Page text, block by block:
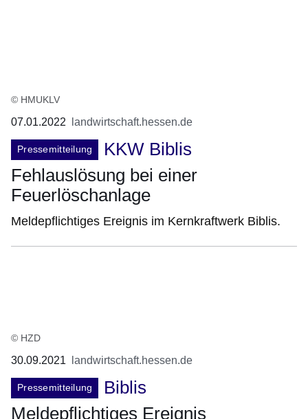
© HMUKLV
07.01.2022 landwirtschaft.hessen.de
Pressemitteilung
KKW Biblis
Fehlauslösung bei einer
Feuerlöschanlage
Meldepflichtiges Ereignis im Kernkraftwerk Biblis.
© HZD
30.09.2021 landwirtschaft.hessen.de
Pressemitteilung
Biblis
Meldepflichtiges Ereignis